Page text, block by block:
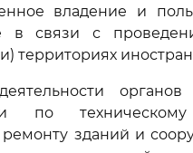
владение и
в связи с
территориях
органов
по техническому
зданий и